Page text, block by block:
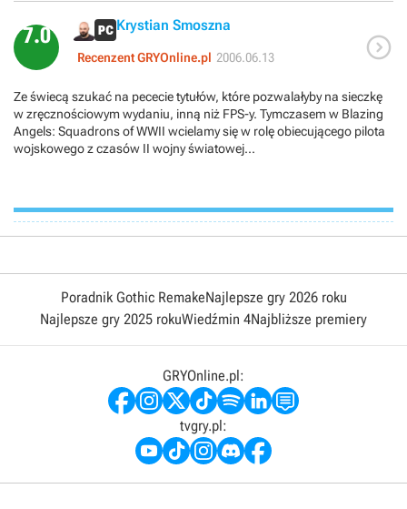
7.0 Krystian Smoszna
Recenzent GRYOnline.pl 2006.06.13 
Ze świecą szukać na pececie tytułów, które pozwalałyby na sieczkę
w zręcznościowym wydaniu, inną niż FPS-y. Tymczasem w Blazing
Angels: Squadrons of WWII wcielamy się w rolę obiecującego pilota
wojskowego z czasów II wojny światowej...
Poradnik Gothic RemakeNajlepsze gry 2026 roku
Najlepsze gry 2025 rokuWiedźmin 4Najbliższe premiery
GRYOnline.pl:
tvgry.pl: